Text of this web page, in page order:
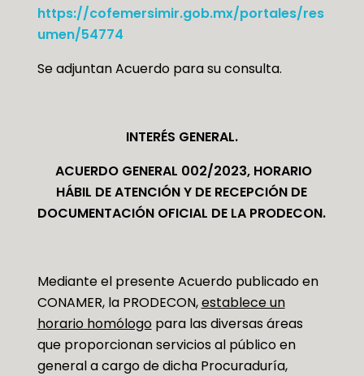
https://cofemersimir.gob.mx/portales/res
umen/54774
Se adjuntan Acuerdo para su consulta.
INTERÉS GENERAL.
ACUERDO GENERAL 002/2023, HORARIO
HÁBIL DE ATENCIÓN Y DE RECEPCIÓN DE
DOCUMENTACIÓN OFICIAL DE LA PRODECON.
Mediante el presente Acuerdo publicado en
CONAMER, la PRODECON,establece un
horario homólogopara las diversas áreas
que proporcionan servicios al público en
general a cargo de dicha Procuraduría,